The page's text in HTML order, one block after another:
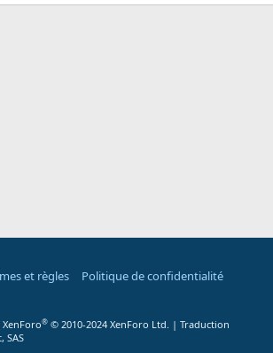
et règles
Politique de confidentialité
® © 2010-2024 XenForo Ltd. | Traduction
SAS